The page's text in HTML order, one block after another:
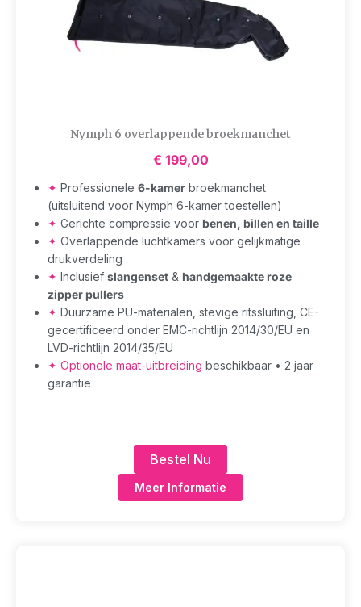
Nymph 6 overlappende broekmanchet
€ 199,00
✦ Professionele 6-kamer broekmanchet
(uitsluitend voor Nymph 6-kamer toestellen)
✦ Gerichte compressie voor benen, billen en taille
✦ Overlappende luchtkamers voor gelijkmatige
drukverdeling
✦ Inclusief slangenset & handgemaakte roze
zipper pullers
✦ Duurzame PU-materialen, stevige ritssluiting, CE-
gecertificeerd onder EMC-richtlijn 2014/30/EU en
LVD-richtlijn 2014/35/EU
✦ Optionele maat-uitbreiding beschikbaar • 2 jaar
garantie
Bestel Nu
Meer Informatie